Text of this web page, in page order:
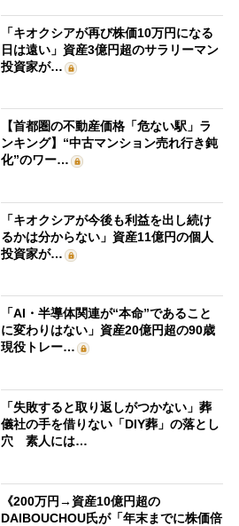
「キオクシアが再び株価10万円になる
日は遠い」資産3億円超のサラリーマン
投資家が…
【首都圏の不動産価格「危ない駅」ラ
ンキング】“中古マンション売れ行き鈍
化”のワー…
「キオクシアが今後も利益を出し続け
るかは分からない」資産11億円の個人
投資家が…
「AI・半導体関連が“本命”であること
に変わりはない」資産20億円超の90歳
現役トレー…
「失敗すると取り返しがつかない」葬
儀社の手を借りない「DIY葬」の落とし
穴 素人には…
《200万円→資産10億円超の
DAIBOUCHOU氏が「年末までに株価倍